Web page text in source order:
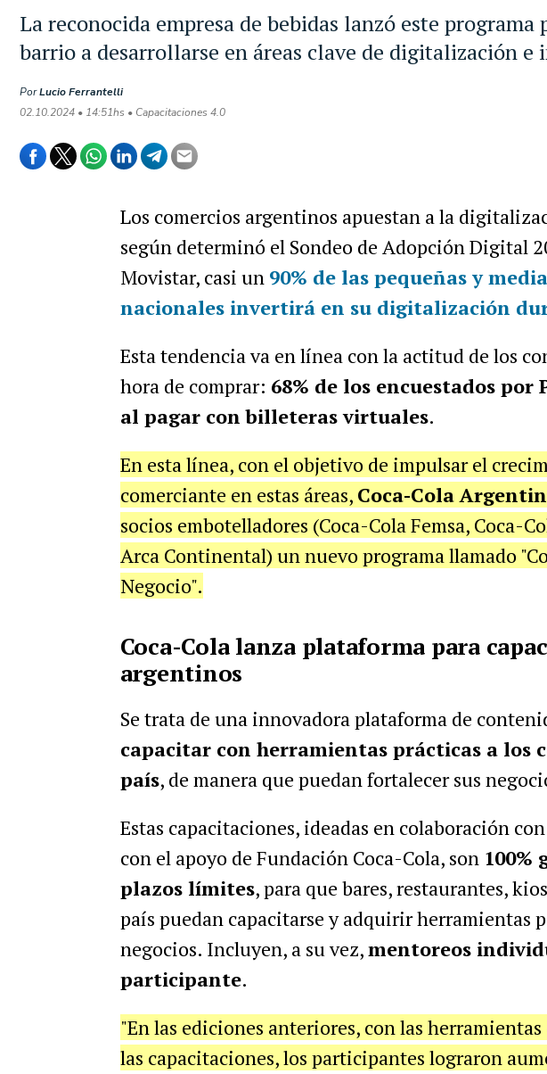
La reconocida empresa de bebidas lanzó este
barrio a desarrollarse en áreas clave de digitalización e
PorLucio Ferrantelli
02.10.2024 • 14:51hs • Capacitaciones 4.0
Los comercios argentinos apuestan a la
según determinó el Sondeo de Adopción Digital
Movistar, casi un 90% de las pequeñas y
nacionales invertirá en su digitalización
Esta tendencia va en línea con la actitud de los
hora de comprar: 68% de los encuestados por
al pagar con billeteras virtuales.
En esta línea, con el objetivo de impulsar el
comerciante en estas áreas, Coca-Cola
socios embotelladores (Coca-Cola Femsa, Coca-
Arca Continental) un nuevo programa llamado
Negocio".
Coca-Cola lanza plataforma para
argentinos
Se trata de una innovadora plataforma de
capacitar con herramientas prácticas a los
país, de manera que puedan fortalecer sus
Estas capacitaciones, ideadas en colaboración con
con el apoyo de Fundación Coca-Cola, son 100%
plazos límites, para que bares, restaurantes,
país puedan capacitarse y adquirir herramientas
negocios. Incluyen, a su vez,mentoreos
participante.
"En las ediciones anteriores, con las
las capacitaciones, los participantes lograron